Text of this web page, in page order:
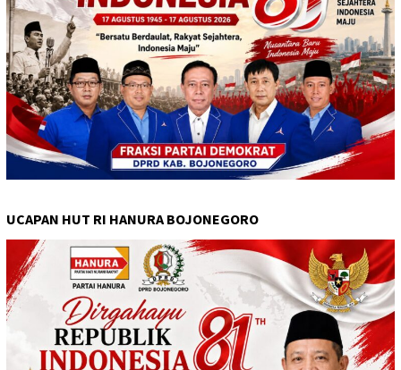
UCAPAN HUT RI HANURA BOJONEGORO